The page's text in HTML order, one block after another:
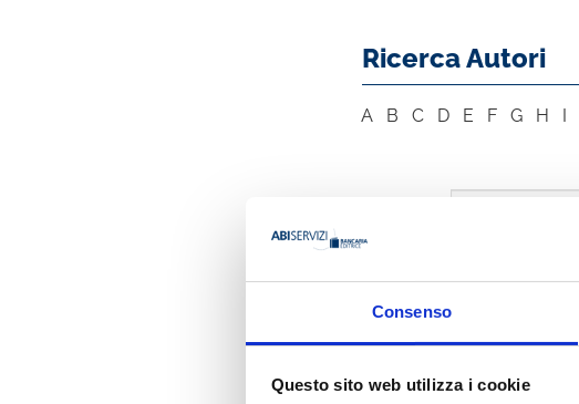
Consenso
Questo sito web utilizza i cookie
Ricerca Autori
A B C D E F G H I
Francesco